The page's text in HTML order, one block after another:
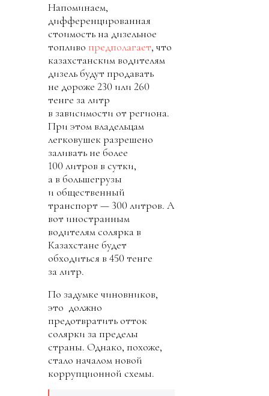
Напоминаем,
дифференцированная
стоимость на дизельное
топливо предполагает, что
казахстанским водителям
дизель будут продавать
не дороже 230 или 260
тенге за литр
в зависимости от региона.
При этом владельцам
легковушек разрешено
заливать не более
100 литров в сутки,
а в большегрузы
и общественный
транспорт — 300 литров. А
вот иностранным
водителям солярка в
Казахстане будет
обходиться в 450 тенге
за литр.
По задумке чиновников,
это должно
предотвратить отток
солярки за пределы
страны. Однако, похоже,
стало началом новой
коррупционной схемы.